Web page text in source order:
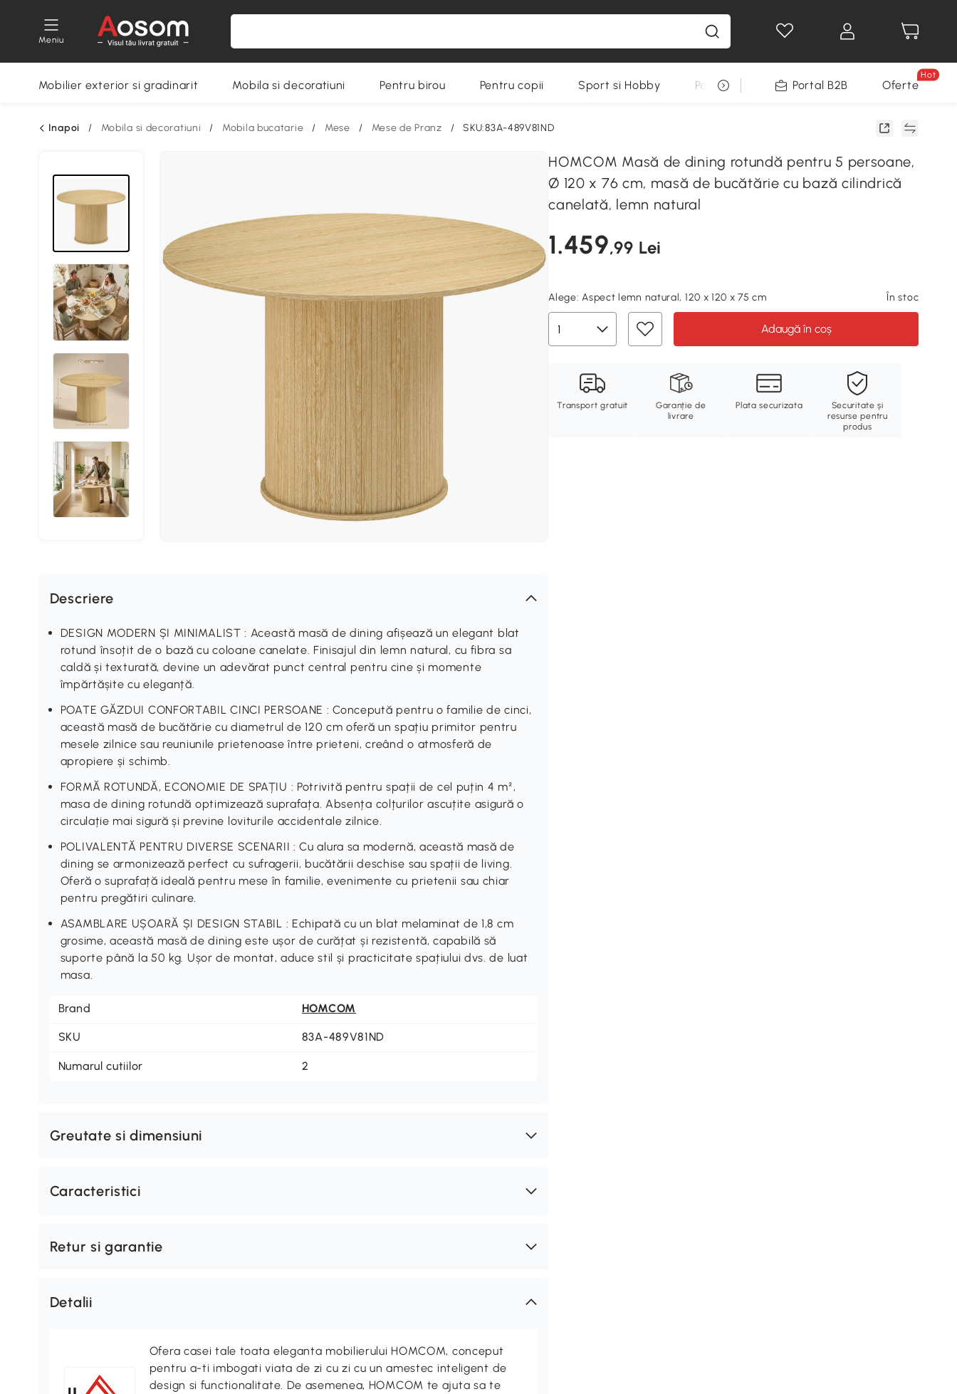
Meniu
Mobilier exterior si gradinarit Mobila si decoratiuni Pentru birou Pentru copii Sport si Hobby Pentru animale Decoratiuni Sarbatori
Portal B2B Oferte
Hot
Inapoi / Mobila si decoratiuni / Mobila bucatarie / Mese / Mese de Pranz / SKU:83A-489V81ND
HOMCOM Masă de dining rotundă pentru 5 persoane,
Ø 120 x 76 cm, masă de bucătărie cu bază cilindrică
canelată, lemn natural
1.459,99 Lei
Alege:Aspect lemn natural, 120 x 120 x 75 cm În stoc
Adaugă în coș
Transport gratuit
Garanție de
livrare
Plata securizata
Securitate și
resurse pentru
produs
Descriere
DESIGN MODERN ȘI MINIMALIST : Această masă de dining afișează un elegant blat
rotund însoțit de o bază cu coloane canelate. Finisajul din lemn natural, cu fibra sa
caldă și texturată, devine un adevărat punct central pentru cine și momente
împărtășite cu eleganță.
POATE GĂZDUI CONFORTABIL CINCI PERSOANE : Concepută pentru o familie de cinci,
această masă de bucătărie cu diametrul de 120 cm oferă un spațiu primitor pentru
mesele zilnice sau reuniunile prietenoase între prieteni, creând o atmosferă de
apropiere și schimb.
FORMĂ ROTUNDĂ, ECONOMIE DE SPAȚIU : Potrivită pentru spații de cel puțin 4 m²,
masa de dining rotundă optimizează suprafața. Absența colțurilor ascuțite asigură o
circulație mai sigură și previne loviturile accidentale zilnice.
POLIVALENTĂ PENTRU DIVERSE SCENARII : Cu alura sa modernă, această masă de
dining se armonizează perfect cu sufragerii, bucătării deschise sau spații de living.
Oferă o suprafață ideală pentru mese în familie, evenimente cu prietenii sau chiar
pentru pregătiri culinare.
ASAMBLARE UȘOARĂ ȘI DESIGN STABIL : Echipată cu un blat melaminat de 1,8 cm
grosime, această masă de dining este ușor de curățat și rezistentă, capabilă să
suporte până la 50 kg. Ușor de montat, aduce stil și practicitate spațiului dvs. de luat
masa.
Brand HOMCOM
SKU 83A-489V81ND
Numarul cutiilor 2
Greutate si dimensiuni
Caracteristici
Retur si garantie
Detalii
Ofera casei tale toata eleganta mobilierului HOMCOM, conceput
pentru a-ti imbogati viata de zi cu zi cu un amestec inteligent de
design si functionalitate. De asemenea, HOMCOM te ajuta sa te